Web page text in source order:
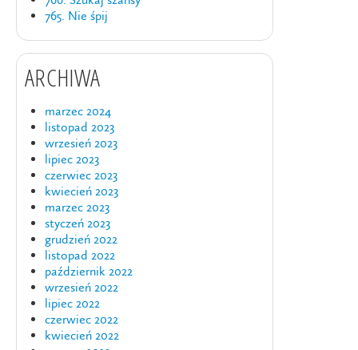
765. Nie śpij
ARCHIWA
marzec 2024
listopad 2023
wrzesień 2023
lipiec 2023
czerwiec 2023
kwiecień 2023
marzec 2023
styczeń 2023
grudzień 2022
listopad 2022
październik 2022
wrzesień 2022
lipiec 2022
czerwiec 2022
kwiecień 2022